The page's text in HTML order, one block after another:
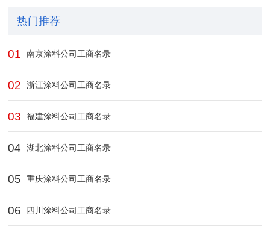
热门推荐
01 南京涂料公司工商名录
02 浙江涂料公司工商名录
03 福建涂料公司工商名录
04 湖北涂料公司工商名录
05 重庆涂料公司工商名录
06 四川涂料公司工商名录